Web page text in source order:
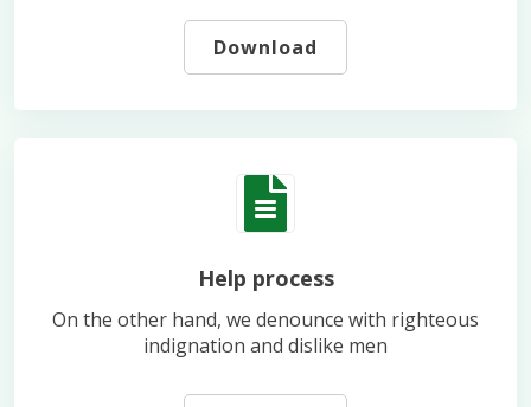
Download
Help process
On the other hand, we denounce with righteous
indignation and dislike men